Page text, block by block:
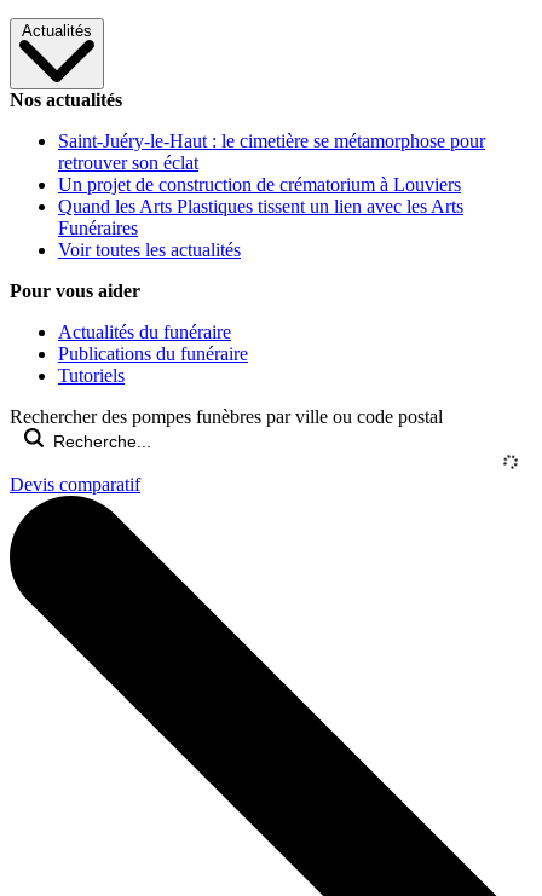
Actualités
Nos actualités
Saint-Juéry-le-Haut : le cimetière se métamorphose pour
retrouver son éclat
Un projet de construction de crématorium à Louviers
Quand les Arts Plastiques tissent un lien avec les Arts
Funéraires
Voir toutes les actualités
Pour vous aider
Actualités du funéraire
Publications du funéraire
Tutoriels
Rechercher des pompes funèbres par ville ou code postal
Devis comparatif